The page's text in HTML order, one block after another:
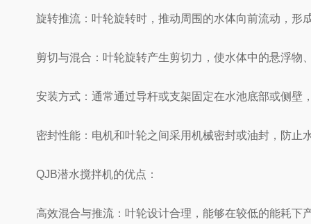
旋转推流：叶轮旋转时，推动周围的水体向前流动，形
剪切与混合：叶轮旋转产生剪切力，使水体中的悬浮物
安装方式：通常通过导杆或支架固定在水池底部或侧壁
密封性能：电机和叶轮之间采用机械密封或油封，防止
QJB潜水搅拌机的优点：
高效混合与推流：叶轮设计合理，能够在较低的能耗下